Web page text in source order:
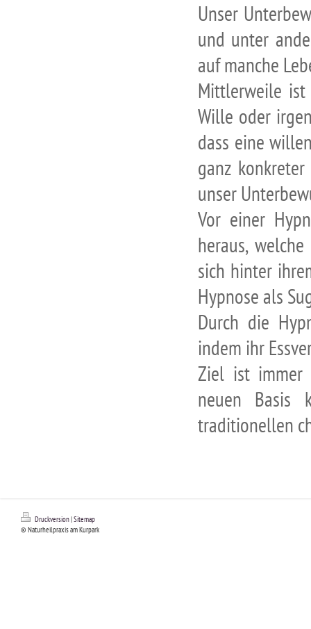
Unser
und unter
auf manche
Mittlerweile ist
Wille oder
dass eine
ganz
unser
Vor einer
heraus,
sich hinter
Hypnose als
Durch die
indem ihr
Ziel ist immer
neuen Basis
traditionellen
Druckversion|Sitemap
© Naturheilpraxis am Kurpark